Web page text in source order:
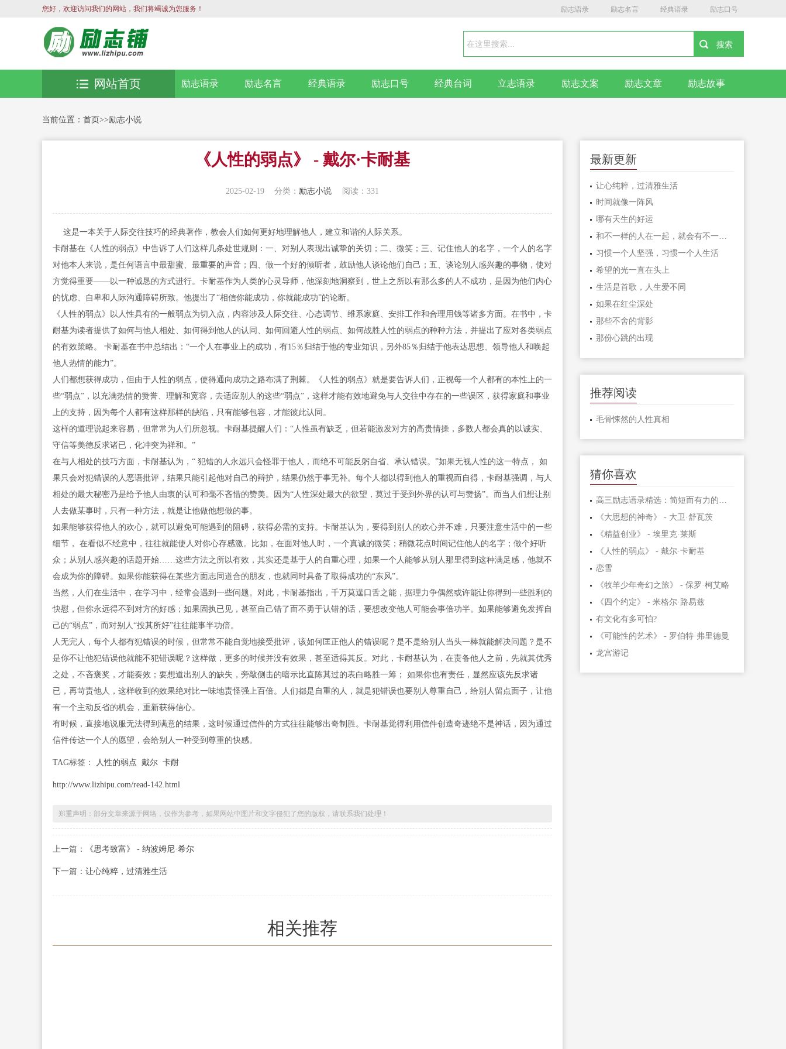
您好，欢迎访问我们的网站，我们将竭诚为您服务！ 励志语录 励志名言 经典语录 励志口号
励志语录 励志名言 经典语录 励志口号 经典台词 立志语录 励志文案 励志文章 励志故事
网站首页
当前位置： 首页>>励志小说
《人性的弱点》 - 戴尔·卡耐基
2025-02-19 分类： 励志小说 阅读：331
这是一本关于人际交往技巧的经典著作，教会人们如何更好地理解他人，建立和谐的人际关系。
卡耐基在《人性的弱点》中告诉了人们这样几条处世规则：一、对别人表现出诚挚的关切；二、微笑；三、记住他人的名字，一个人的名字
对他本人来说，是任何语言中最甜蜜、最重要的声音；四、做一个好的倾听者，鼓励他人谈论他们自己；五、谈论别人感兴趣的事物，使对
方觉得重要——以一种诚恳的方式进行。卡耐基作为人类的心灵导师，他深刻地洞察到，世上之所以有那么多的人不成功，是因为他们内心
的忧虑、自卑和人际沟通障碍所致。他提出了“相信你能成功，你就能成功”的论断。
《人性的弱点》以人性具有的一般弱点为切入点，内容涉及人际交往、心态调节、维系家庭、安排工作和合理用钱等诸多方面。在书中，卡
耐基为读者提供了如何与他人相处、如何得到他人的认同、如何回避人性的弱点、如何战胜人性的弱点的种种方法，并提出了应对各类弱点
的有效策略。 卡耐基在书中总结出：“一个人在事业上的成功，有15％归结于他的专业知识，另外85％归结于他表达思想、领导他人和唤起
他人热情的能力”。
人们都想获得成功，但由于人性的弱点，使得通向成功之路布满了荆棘。《人性的弱点》就是要告诉人们，正视每一个人都有的本性上的一
些“弱点”，以充满热情的赞誉、理解和宽容，去适应别人的这些“弱点”，这样才能有效地避免与人交往中存在的一些误区，获得家庭和事业
上的支持，因为每个人都有这样那样的缺陷，只有能够包容，才能彼此认同。
这样的道理说起来容易，但常常为人们所忽视。卡耐基提醒人们：“人性虽有缺乏，但若能激发对方的高贵情操，多数人都会真的以诚实、
守信等美德反求诸已，化冲突为祥和。”
在与人相处的技巧方面，卡耐基认为，“ 犯错的人永远只会怪罪于他人，而绝不可能反躬自省、承认错误。”如果无视人性的这一特点， 如
果只会对犯错误的人恶语批评，结果只能引起他对自己的辩护，结果仍然于事无补。每个人都以得到他人的重视而自得，卡耐基强调，与人
相处的最大秘密乃是给予他人由衷的认可和毫不吝惜的赞美。因为“人性深处最大的欲望，莫过于受到外界的认可与赞扬”。而当人们想让别
人去做某事时，只有一种方法，就是让他做他想做的事。
如果能够获得他人的欢心，就可以避免可能遇到的阻碍，获得必需的支持。卡耐基认为，要得到别人的欢心并不难，只要注意生活中的一些
细节， 在看似不经意中，往往就能使人对你心存感激。比如，在面对他人时，一个真诚的微笑；稍微花点时间记住他人的名字；做个好听
众；从别人感兴趣的话题开始……这些方法之所以有效，其实还是基于人的自重心理，如果一个人能够从别人那里得到这种满足感，他就不
会成为你的障碍。如果你能获得在某些方面志同道合的朋友，也就同时具备了取得成功的“东风”。
当然，人们在生活中，在学习中，经常会遇到一些问题。对此，卡耐基指出，千万莫逞口舌之能，据理力争偶然或许能让你得到一些胜利的
快慰，但你永远得不到对方的好感；如果固执已见，甚至自己错了而不勇于认错的话，要想改变他人可能会事倍功半。如果能够避免发挥自
己的“弱点”，而对别人“投其所好”往往能事半功倍。
人无完人，每个人都有犯错误的时候，但常常不能自觉地接受批评，该如何匡正他人的错误呢？是不是给别人当头一棒就能解决问题？是不
是你不让他犯错误他就能不犯错误呢？这样做，更多的时候并没有效果，甚至适得其反。对此，卡耐基认为，在责备他人之前，先就其优秀
之处，不吝褒奖，才能奏效；要想道出别人的缺失，旁敲侧击的暗示比直陈其过的表白略胜一筹； 如果你也有责任，显然应该先反求诸
已，再苛责他人，这样收到的效果绝对比一味地责怪强上百倍。人们都是自重的人，就是犯错误也要别人尊重自己，给别人留点面子，让他
有一个主动反省的机会，重新获得信心。
有时候，直接地说服无法得到满意的结果，这时候通过信件的方式往往能够出奇制胜。卡耐基觉得利用信件创造奇迹绝不是神话，因为通过
信件传达一个人的愿望，会给别人一种受到尊重的快感。
TAG标签： 人性的弱点 戴尔 卡耐
http://www.lizhipu.com/read-142.html
郑重声明：部分文章来源于网络，仅作为参考，如果网站中图片和文字侵犯了您的版权，请联系我们处理！
上一篇： 《思考致富》 - 纳波姆尼·希尔
下一篇： 让心纯粹，过清雅生活
相关推荐
最新更新
让心纯粹，过清雅生活
时间就像一阵风
哪有天生的好运
和不一样的人在一起，就会有不一样的人生
习惯一个人坚强，习惯一个人生活
希望的光一直在头上
生活是首歌，人生爱不同
如果在红尘深处
那些不舍的背影
那份心跳的出现
推荐阅读
毛骨悚然的人性真相
猜你喜欢
高三励志语录精选：简短而有力的激励句子
《大思想的神奇》 - 大卫·舒瓦茨
《精益创业》 - 埃里克·莱斯
《人性的弱点》 - 戴尔·卡耐基
恋雪
《牧羊少年奇幻之旅》 - 保罗·柯艾略
《四个约定》 - 米格尔·路易兹
有文化有多可怕?
《可能性的艺术》 - 罗伯特·弗里德曼
龙宫游记